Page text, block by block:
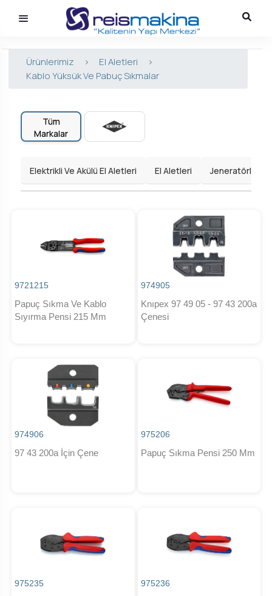
Ürünlerimiz > El Aletleri
>
Kablo Yüksük Ve Pabuç Sıkmalar
Tüm
Markalar
Elektrikli Ve Akülü El Aletleri El Aletleri Jeneratörler
9721215
Papuç Sıkma Ve Kablo
Sıyırma Pensi 215 Mm
974905
Knıpex 97 49 05 - 97 43 200a
Çenesi
974906
97 43 200a İçin Çene
975206
Papuç Sıkma Pensi 250 Mm
975235 975236